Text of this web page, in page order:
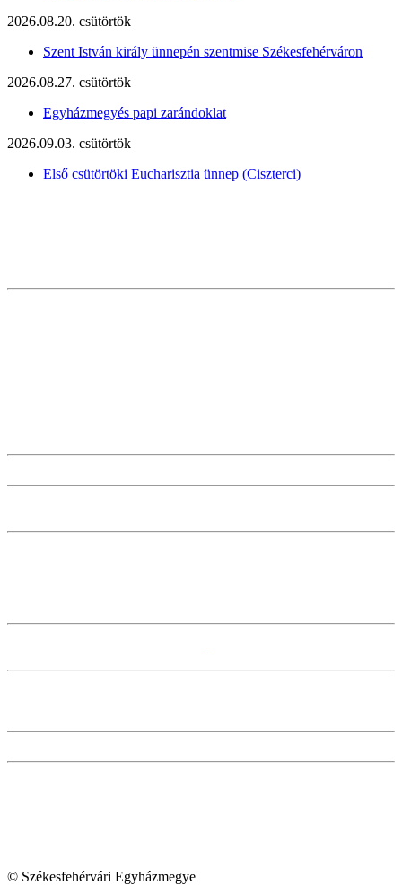
2026.08.20. csütörtök
Szent István király ünnepén szentmise Székesfehérváron
2026.08.27. csütörtök
Egyházmegyés papi zarándoklat
2026.09.03. csütörtök
Első csütörtöki Eucharisztia ünnep (Ciszterci)
© Székesfehérvári Egyházmegye